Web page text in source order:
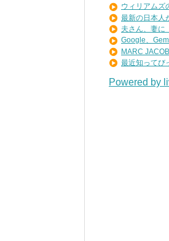
ウィリアムズ
最新の日本人
夫さん、妻に
Google、
MARC
最近知ってび
Powered by